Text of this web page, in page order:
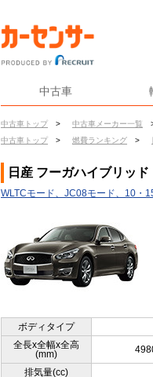
中古車
中古車トップ > 中古車メーカー一覧
中古車トップ
> 燃費ランキング >
日産 フーガハイブリッ
WLTCモード、JC08モード、10・
ボディタイプ
全長x全幅x全高
(mm)
排気量(cc)